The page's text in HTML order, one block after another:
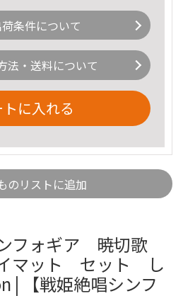
条件について
法・送料について
に入れる
のリストに追加
フォギア 暁切歌
マット セット し
| 【戦姫絶唱シンフ